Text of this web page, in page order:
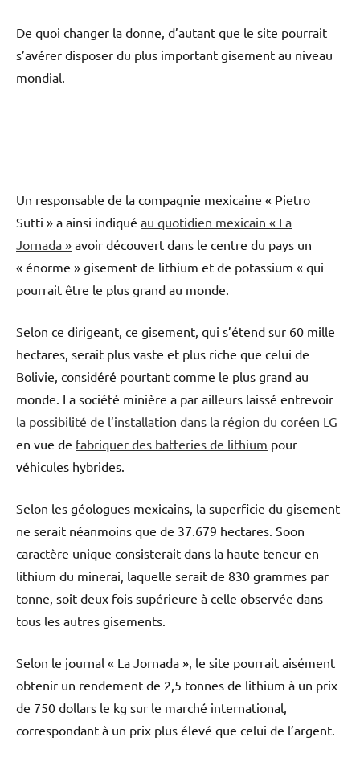
De quoi changer la donne, d’autant que le site pourrait
s’avérer disposer du plus important gisement au niveau
mondial.
Un responsable de la compagnie mexicaine « Pietro
Sutti » a ainsi indiqué au quotidien mexicain « La
Jornada » avoir découvert dans le centre du pays un
« énorme » gisement de lithium et de potassium « qui
pourrait être le plus grand au monde.
Selon ce dirigeant, ce gisement, qui s’étend sur 60 mille
hectares, serait plus vaste et plus riche que celui de
Bolivie, considéré pourtant comme le plus grand au
monde. La société minière a par ailleurs laissé entrevoir
la possibilité de l’installation dans la région du coréen LG
en vue de fabriquer des batteries de lithium pour
véhicules hybrides.
Selon les géologues mexicains, la superficie du gisement
ne serait néanmoins que de 37.679 hectares. Soon
caractère unique consisterait dans la haute teneur en
lithium du minerai, laquelle serait de 830 grammes par
tonne, soit deux fois supérieure à celle observée dans
tous les autres gisements.
Selon le journal « La Jornada », le site pourrait aisément
obtenir un rendement de 2,5 tonnes de lithium à un prix
de 750 dollars le kg sur le marché international,
correspondant à un prix plus élevé que celui de l’argent.